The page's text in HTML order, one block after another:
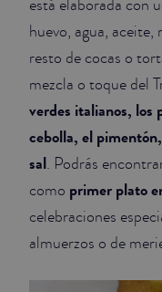
está elaborada con
huevo, agua,
resto de cocas o
mezcla o toque del
verdes italianos, los
cebolla, el
sal. Podrás
como primer plato
celebraciones
almuerzos o de